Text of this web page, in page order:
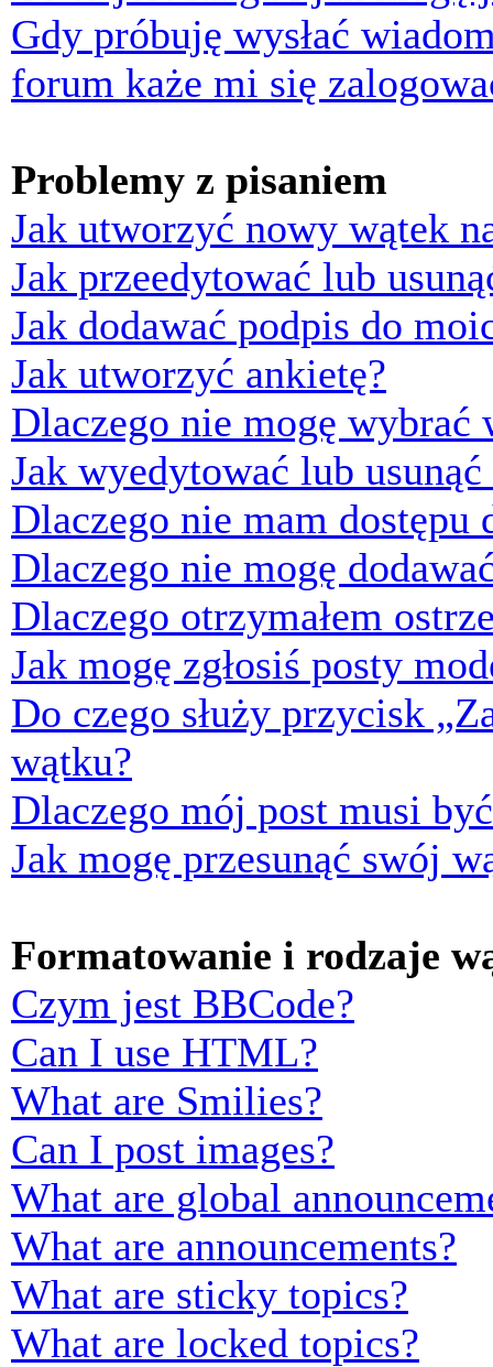
Gdy próbuję wysłać
forum każe mi się
Problemy z pisaniem
Jak utworzyć nowy wątek
Jak przeedytować lub
Jak dodawać podpis do
Jak utworzyć ankietę?
Dlaczego nie mogę wybrać
Jak wyedytować lub usunąć
Dlaczego nie mam dostępu
Dlaczego nie mogę
Dlaczego otrzymałem
Jak mogę zgłosiś posty
Do czego służy przycisk
wątku?
Dlaczego mój post musi
Jak mogę przesunąć swój
Formatowanie i rodzaje
Czym jest BBCode?
Can I use HTML?
What are Smilies?
Can I post images?
What are global
What are announcements?
What are sticky topics?
What are locked topics?